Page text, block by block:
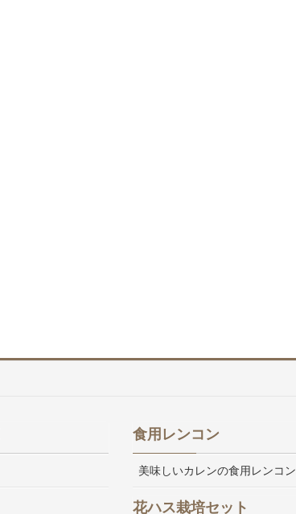
食用レンコン
美味しいカレンの食用レンコン
花ハス栽培セット